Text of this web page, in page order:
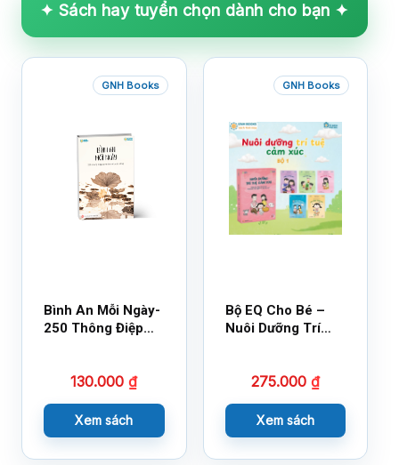
✦ Sách hay tuyển chọn dành cho bạn ✦
GNH Books
Bình An Mỗi Ngày-
250 Thông Điệp
130.000₫
Xem sách
GNH Books
Bộ EQ Cho Bé –
Nuôi Dưỡng Trí
275.000 ₫
Xem sách